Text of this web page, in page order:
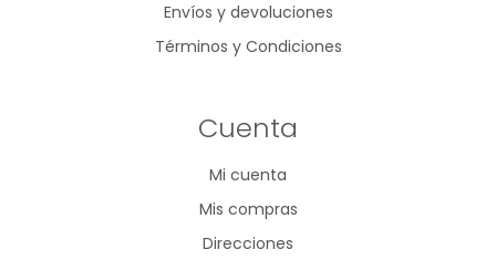
Envíos y devoluciones
Términos y Condiciones
Cuenta
Mi cuenta
Mis compras
Direcciones